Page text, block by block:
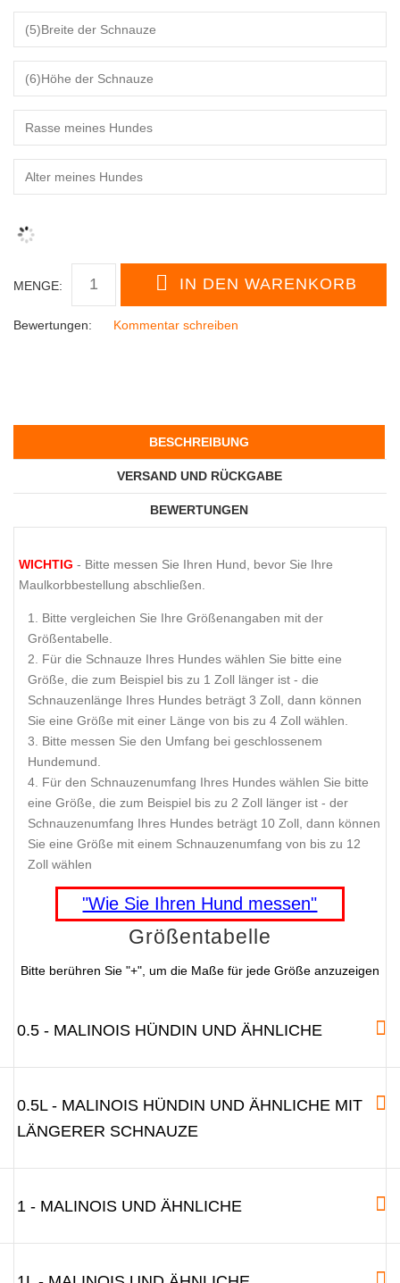
MENGE:
Bewertungen: Kommentar schreiben
BESCHREIBUNG
VERSAND UND RÜCKGABE
BEWERTUNGEN
WICHTIG - Bitte messen Sie Ihren Hund, bevor Sie Ihre
Maulkorbbestellung abschließen.
Bitte vergleichen Sie Ihre Größenangaben mit der
Größentabelle.
Für die Schnauze Ihres Hundes wählen Sie bitte eine
Größe, die zum Beispiel bis zu 1 Zoll länger ist - die
Schnauzenlänge Ihres Hundes beträgt 3 Zoll, dann können
Sie eine Größe mit einer Länge von bis zu 4 Zoll wählen.
Bitte messen Sie den Umfang bei geschlossenem
Hundemund.
Für den Schnauzenumfang Ihres Hundes wählen Sie bitte
eine Größe, die zum Beispiel bis zu 2 Zoll länger ist - der
Schnauzenumfang Ihres Hundes beträgt 10 Zoll, dann können
Sie eine Größe mit einem Schnauzenumfang von bis zu 12
Zoll wählen
"Wie Sie Ihren Hund messen"
Größentabelle
Bitte berühren Sie "+", um die Maße für jede Größe anzuzeigen
0.5 - MALINOIS HÜNDIN UND ÄHNLICHE
0.5L - MALINOIS HÜNDIN UND ÄHNLICHE MIT
LÄNGERER SCHNAUZE
1 - MALINOIS UND ÄHNLICHE